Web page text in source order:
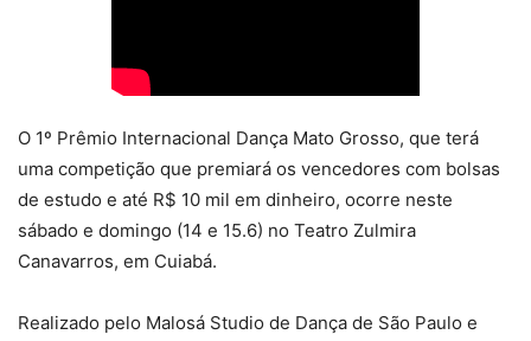
O 1º Prêmio Internacional Dança Mato Grosso, que terá
uma competição que premiará os vencedores com bolsas
de estudo e até R$ 10 mil em dinheiro, ocorre neste
sábado e domingo (14 e 15.6) no Teatro Zulmira
Canavarros, em Cuiabá.
Realizado pelo Malosá Studio de Dança de São Paulo e